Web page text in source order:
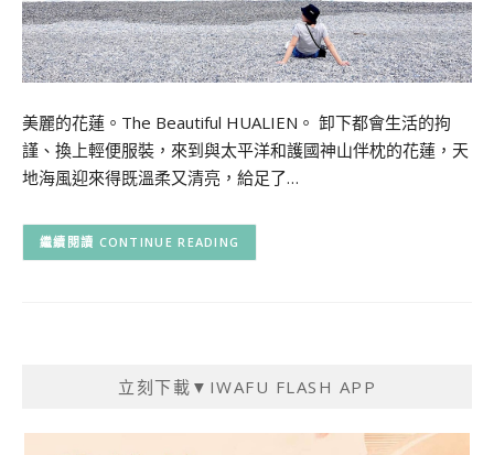
美麗的花蓮。The Beautiful HUALIEN。 卸下都會生活的拘
謹、換上輕便服裝，來到與太平洋和護國神山伴枕的花蓮，天
地海風迎來得既溫柔又清亮，給足了…
CONTINUE READING
立刻下載▼IWAFU FLASH APP